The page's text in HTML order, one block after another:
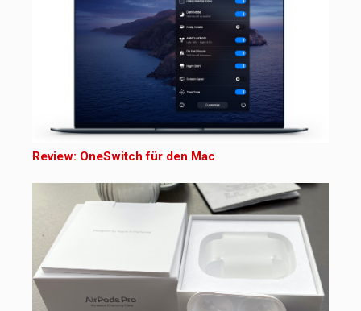
Review: OneSwitch für den Mac